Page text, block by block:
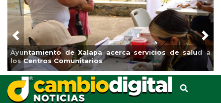
Municipio arrancará primera etapa de rehabilitación en
el boulevard 5 de febrero
Previous